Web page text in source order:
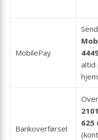
MobilePay
altid
Bank­overførsel
625